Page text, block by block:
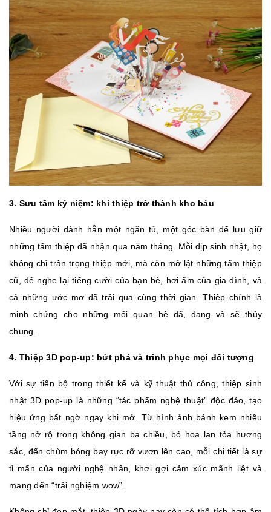
3. Sưu tầm kỷ niệm: khi thiệp trở thành kho báu
Nhiều người dành hẳn một ngăn tủ, một góc bàn để lưu giữ
những tấm thiệp đã nhận qua năm tháng. Mỗi dịp sinh nhật, họ
không chỉ trân trọng thiệp mới, mà còn mở lật những tấm thiệp
cũ, để nghe lại tiếng cười của bạn bè, hơi ấm của gia đình, và
cả những ước mơ đã trải qua cùng thời gian. Thiệp chính là
minh chứng cho những mối quan hệ đã, đang và sẽ thủy
chung.
4. Thiệp 3D pop‑up: bứt phá và trinh phục mọi đối tượng
Với sự tiến bộ trong thiết kế và kỹ thuật thủ công, thiệp sinh
nhật 3D pop‑up là những “tác phẩm nghệ thuật” độc đáo, tạo
hiệu ứng bất ngờ ngay khi mở. Từ hình ảnh bánh kem nhiều
tầng nở rộ trong không gian ba chiều, bó hoa lan tỏa hương
sắc, đến chùm bóng bay rực rỡ vươn lên cao, mỗi chi tiết là sự
tỉ mẩn của người nghệ nhân, khơi gợi cảm xúc mãnh liệt và
mang đến “trải nghiệm wow”.